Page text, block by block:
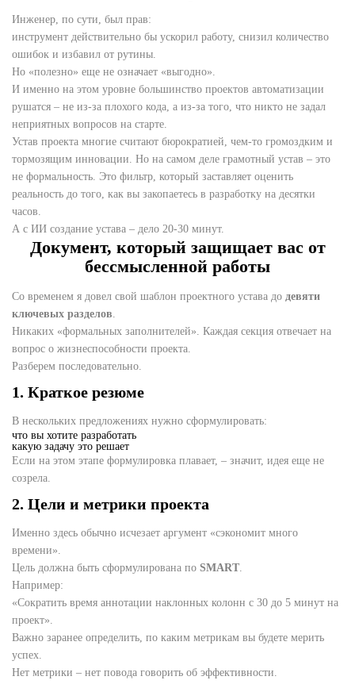
Инженер, по сути, был прав:
инструмент действительно бы ускорил работу, снизил количество
ошибок и избавил от рутины.
Но «полезно» еще не означает «выгодно».
И именно на этом уровне большинство проектов автоматизации
рушатся – не из-за плохого кода, а из-за того, что никто не задал
неприятных вопросов на старте.
Устав проекта многие считают бюрократией, чем-то громоздким и
тормозящим инновации. Но на самом деле грамотный устав – это
не формальность. Это фильтр, который заставляет оценить
реальность до того, как вы закопаетесь в разработку на десятки
часов.
А с ИИ создание устава – дело 20-30 минут.
Документ, который защищает вас от
бессмысленной работы
Со временем я довел свой шаблон проектного устава до девяти
ключевых разделов.
Никаких «формальных заполнителей». Каждая секция отвечает на
вопрос о жизнеспособности проекта.
Разберем последовательно.
1. Краткое резюме
В нескольких предложениях нужно сформулировать:
что вы хотите разработать
какую задачу это решает
Если на этом этапе формулировка плавает, – значит, идея еще не
созрела.
2. Цели и метрики проекта
Именно здесь обычно исчезает аргумент «сэкономит много
времени».
Цель должна быть сформулирована по SMART.
Например:
«Сократить время аннотации наклонных колонн с 30 до 5 минут на
проект».
Важно заранее определить, по каким метрикам вы будете мерить
успех.
Нет метрики – нет повода говорить об эффективности.